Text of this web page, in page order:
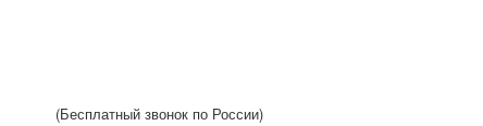
(Бесплатный звонок по России)